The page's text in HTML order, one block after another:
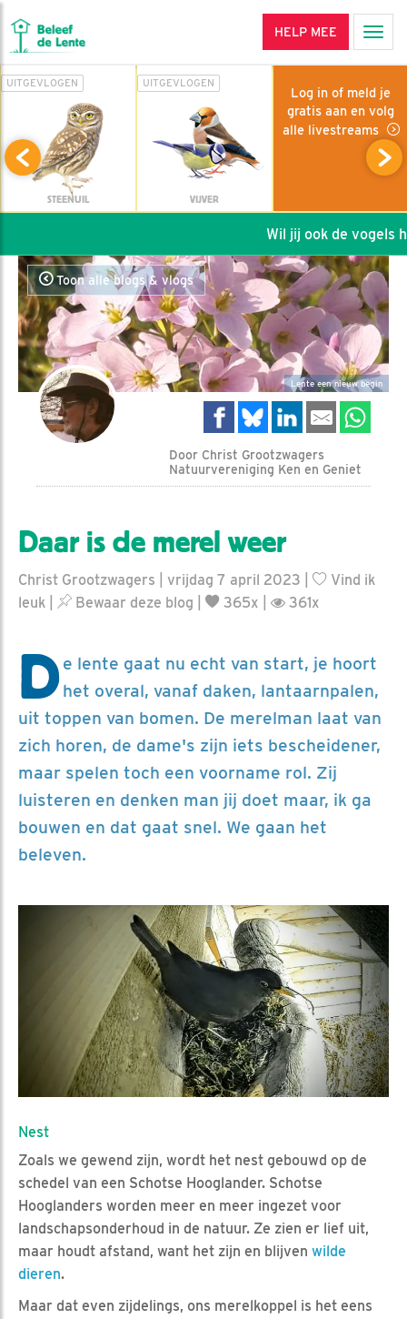
HELP MEE
UITGEVLOGEN
STEENUIL
UITGEVLOGEN
VIJVER
Log in of meld je
gratis aan en volg
alle livestreams
Wil jij ook de vogels
Toon alle blogs & vlogs
Lente een nieuw begin
Door Christ Grootzwagers
Natuurvereniging Ken en Geniet
Daar is de merel weer
Christ Grootzwagers | vrijdag 7 april 2023 |
Vind ik
leuk
Bewaar deze blog 365x | 361x
De lente gaat nu echt van start, je hoort
het overal, vanaf daken, lantaarnpalen,
uit toppen van bomen. De merelman laat van
zich horen, de dame's zijn iets bescheidener,
maar spelen toch een voorname rol. Zij
luisteren en denken man jij doet maar, ik ga
bouwen en dat gaat snel. We gaan het
beleven.
Nest
Zoals we gewend zijn, wordt het nest gebouwd op de
schedel van een Schotse Hooglander. Schotse
Hooglanders worden meer en meer ingezet voor
landschapsonderhoud in de natuur. Ze zien er lief uit,
maar houdt afstand, want het zijn en blijven wilde
dieren.
Maar dat even zijdelings, ons merelkoppel is het eens